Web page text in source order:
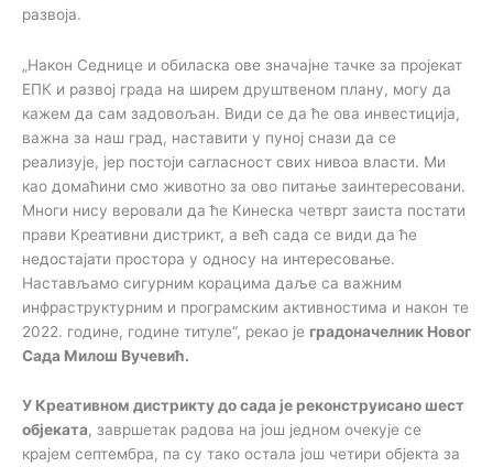
развоја.
„Након Седнице и обиласка ове значајне тачке за пројекат
ЕПК и развој града на ширем друштвеном плану, могу да
кажем да сам задовољан. Види се да ће ова инвестиција,
важна за наш град, наставити у пуној снази да се
реализује, јер постоји сагласност свих нивоа власти. Ми
као домаћини смо животно за ово питање заинтересовани.
Многи нису веровали да ће Кинеска четврт заиста постати
прави Креативни дистрикт, а већ сада се види да ће
недостајати простора у односу на интересовање.
Настављамо сигурним корацима даље са важним
инфраструктурним и програмским активностима и након те
2022. године, године титуле“, рекао је градоначелник Новог
Сада Милош Вучевић.
У Креативном дистрикту до сада је реконструисано шест
објеката, завршетак радова на још једном очекује се
крајем септембра, па су тако остала још четири објекта за